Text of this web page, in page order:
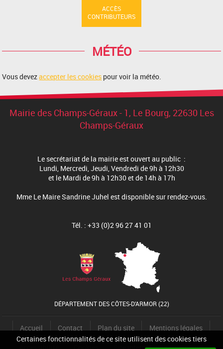
Certaines fonctionnalités de ce site utilisent des cookies tiers
ACCÈS
CONTRIBUTEURS
MÉTÉO
Vous devezaccepter les cookies pour voir la météo.
Mairie des Champs-Géraux - 1, Le Bourg, 22630 Les
Champs-Géraux
Le secrétariat de la mairie est ouvert au public :
Lundi, Mercredi, Jeudi, Vendredi de 9h à 12h30
et le Mardi de 9h à 12h30 et de 14h à 17h
Mme Le Maire Sandrine Juhel est disponible sur rendez-vous.
Tél. : +33 (0)2 96 27 41 01
DÉPARTEMENT DES CÔTES-D'ARMOR (22)
Accueil Contact Plan du site Mentions légales